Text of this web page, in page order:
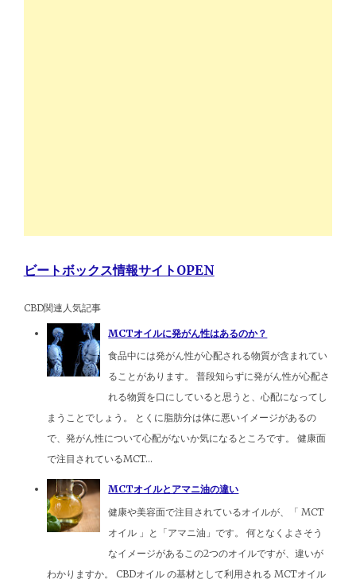
ビートボックス情報サイトOPEN
CBD関連人気記事
MCTオイルに発がん性はあるのか？
食品中には発がん性が心配される物質が含まれてい
ることがあります。 普段知らずに発がん性が心配さ
れる物質を口にしていると思うと、心配になってし
まうことでしょう。 とくに脂肪分は体に悪いイメージがあるの
で、発がん性について心配がないか気になるところです。 健康面
で注目されているMCT...
MCTオイルとアマニ油の違い
健康や美容面で注目されているオイルが、「 MCT
オイル 」と「アマニ油」です。 何となくよさそう
なイメージがあるこの2つのオイルですが、違いが
わかりますか。 CBDオイル の基材として利用される MCTオイル